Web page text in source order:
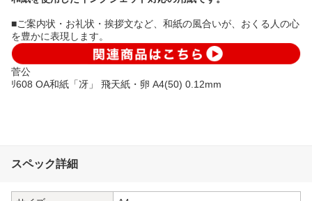
■ご案内状・お礼状・挨拶文など、和紙の風合いが、おくる人の心
を豊かに表現します。
菅公
ﾘ608 OA和紙「冴」 飛天紙・卵 A4(50) 0.12mm
スペック詳細